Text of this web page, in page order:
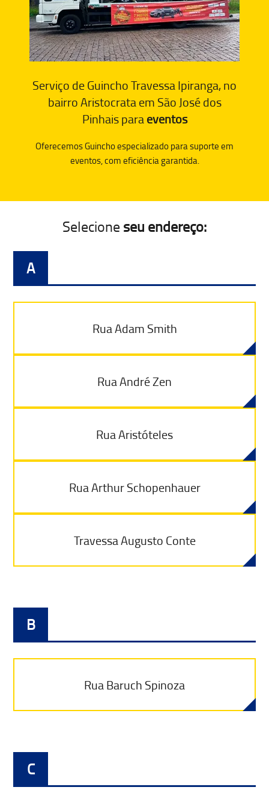
Serviço de Guincho Travessa Ipiranga, no
bairro Aristocrata em São José dos
Pinhais paraeventos
Oferecemos Guincho especializado para suporte em
eventos, com eficiência garantida.
Selecione seu endereço:
A
Rua Adam Smith
Rua André Zen
Rua Aristóteles
Rua Arthur Schopenhauer
Travessa Augusto Conte
B
Rua Baruch Spinoza
C